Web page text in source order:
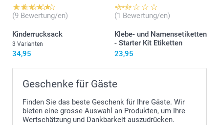
(9 Bewertung/en) (1 Bewertung/en)
Kinderrucksack
3 Varianten
34,95
Klebe- und Namensetiketten
- Starter Kit Etiketten
23,95
Geschenke für Gäste
Finden Sie das beste Geschenk für Ihre Gäste. Wir
bieten eine grosse Auswahl an Produkten, um Ihre
Wertschätzung und Dankbarkeit auszudrücken.